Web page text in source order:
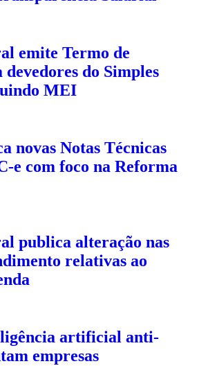
emite Termo de
do Simples
MEI
novas Notas Técnicas
e com foco na Reforma
publica alteração nas
relativas ao
artificial anti-
empresas